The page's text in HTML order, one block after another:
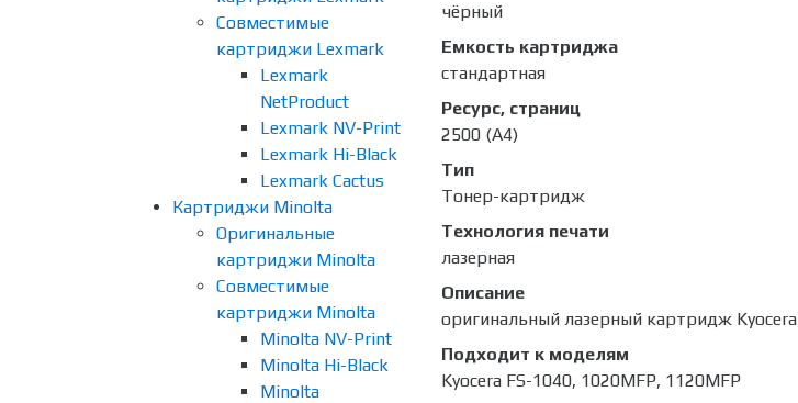
Совместимые
картриджи Lexmark
Lexmark
NetProduct
Lexmark NV-Print
Lexmark Hi-Black
Lexmark Cactus
Картриджи Minolta
Оригинальные
картриджи Minolta
Совместимые
картриджи Minolta
Minolta NV-Print
Minolta Hi-Black
Minolta
чёрный
Емкость картриджа
стандартная
Ресурс, страниц
2500 (A4)
Тип
Тонер-картридж
Технология печати
лазерная
Описание
оригинальный лазерный картридж Kyocera
Подходит к моделям
Kyocera FS-1040, 1020MFP, 1120MFP